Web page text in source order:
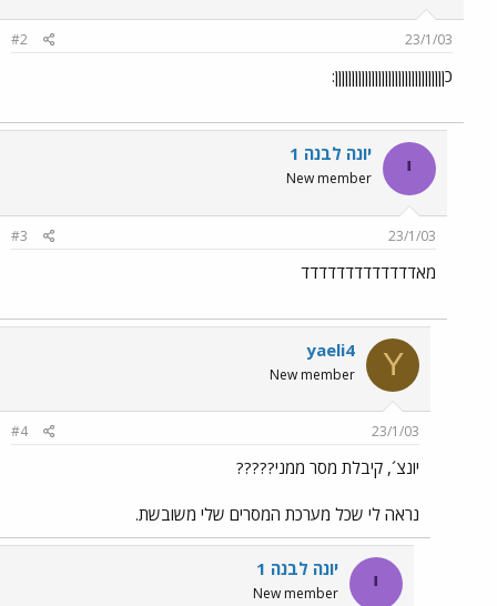
23/1/03
#2
כןןןןןןןןןןןןןןןןןןןןןןןןןןןןןןןןן:
י יונה לבנה 1
New member
23/1/03
#3
מאדדדדדדדדדדדדד
Y
yaeli4
New member
23/1/03
#4
יונצ´, קיבלת מסר ממני?????
נראה לי שכל מערכת המסרים שלי משובשת.
י יונה לבנה 1
New member